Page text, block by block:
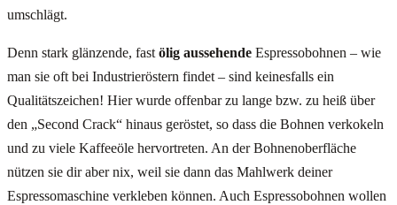
umschlägt.
Denn stark glänzende, fast ölig aussehende Espressobohnen – wie
man sie oft bei Industrieröstern findet – sind keinesfalls ein
Qualitätszeichen! Hier wurde offenbar zu lange bzw. zu heiß über
den „Second Crack“ hinaus geröstet, so dass die Bohnen verkokeln
und zu viele Kaffeeöle hervortreten. An der Bohnenoberfläche
nützen sie dir aber nix, weil sie dann das Mahlwerk deiner
Espressomaschine verkleben können. Auch Espressobohnen wollen